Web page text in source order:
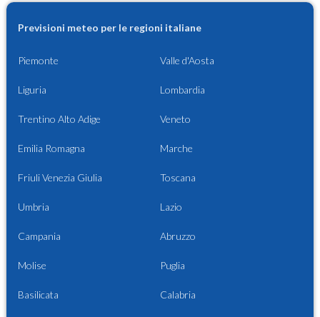
Previsioni meteo per le regioni italiane
Piemonte Valle d'Aosta
Liguria Lombardia
Trentino Alto Adige Veneto
Emilia Romagna Marche
Friuli Venezia Giulia Toscana
Umbria Lazio
Campania Abruzzo
Molise Puglia
Basilicata Calabria